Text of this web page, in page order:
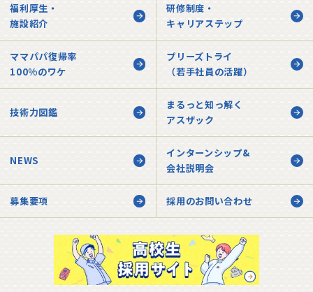
福利厚生・
施設紹介
研修制度・
キャリアステップ
ママパパ復帰率
100%のワケ
プリーズトライ
（若手社員の活躍）
技術力図鑑
まるっと知っ解く
アスザック
NEWS
インターンシップ&
会社説明会
募集要項 採用のお問い合わせ